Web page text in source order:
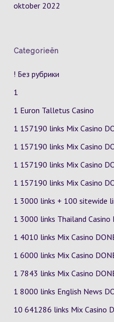
oktober 2022
Categorieën
! Без рубрики
1
1 Euron Talletus Casino
1 157190 links Mix Casino
1 157190 links Mix Casino
1 157190 links Mix Casino
1 157190 links Mix Casino
1 3000 links + 100 sitewide
1 3000 links Thailand Casino
1 4010 links Mix Casino
1 6000 links Mix Casino
1 7843 links Mix Casino
1 8000 links English News
10 641286 links Mix Casino